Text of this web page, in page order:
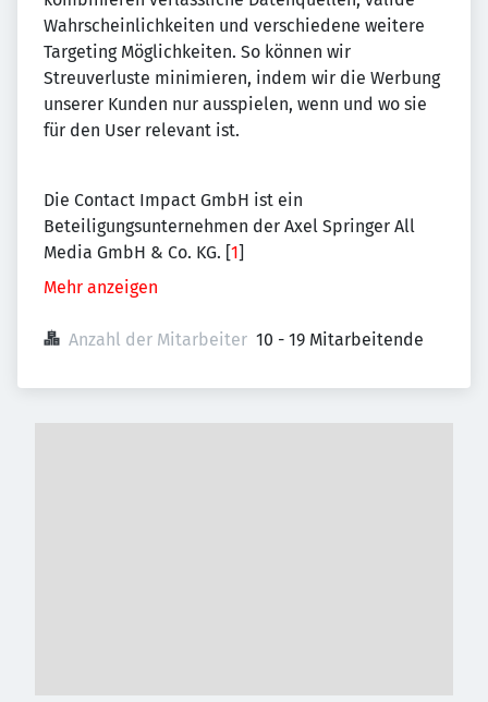
Wahrscheinlichkeiten und verschiedene weitere
Targeting Möglichkeiten. So können wir
Streuverluste minimieren, indem wir die Werbung
unserer Kunden nur ausspielen, wenn und wo sie
für den User relevant ist.
Die Contact Impact GmbH ist ein
Beteiligungsunternehmen der Axel Springer All
Media GmbH & Co. KG. [1]
Mehr anzeigen
Anzahl der Mitarbeiter 10 - 19 Mitarbeitende